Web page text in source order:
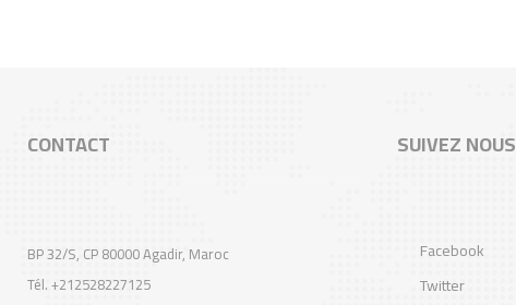
CONTACT
BP 32/S, CP 80000 Agadir, Maroc
Tél. +212528227125
SUIVEZ NOUS
Facebook
Twitter